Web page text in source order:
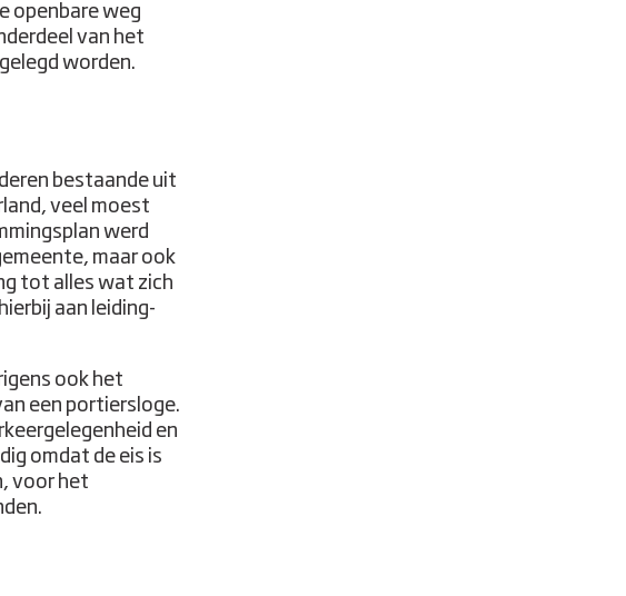
openbare weg
van het
worden.
bestaande uit
veel moest
werd
maar ook
tot alles wat zich
aan leiding-
ook het
een portiersloge.
en
omdat de eis is
voor het